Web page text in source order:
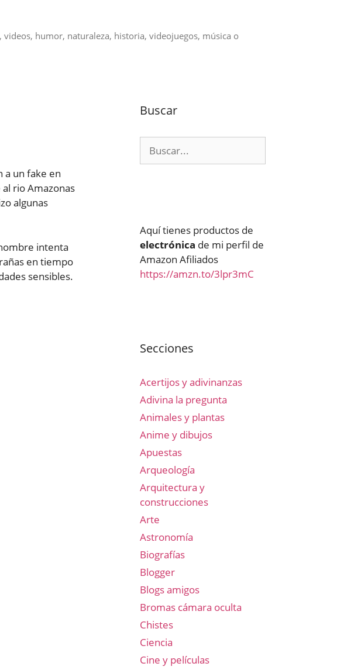
humor, naturaleza, historia, videojuegos, música o
a un fake en
rio Amazonas
algunas
intenta
en tiempo
sensibles.
Buscar
Aquí tienes productos de
electrónica de mi perfil de
Amazon Afiliados
https://amzn.to/3lpr3mC
Secciones
Acertijos y adivinanzas
Adivina la pregunta
Animales y plantas
Anime y dibujos
Apuestas
Arqueología
Arquitectura y
construcciones
Arte
Astronomía
Biografías
Blogger
Blogs amigos
Bromas cámara oculta
Chistes
Ciencia
Cine y películas